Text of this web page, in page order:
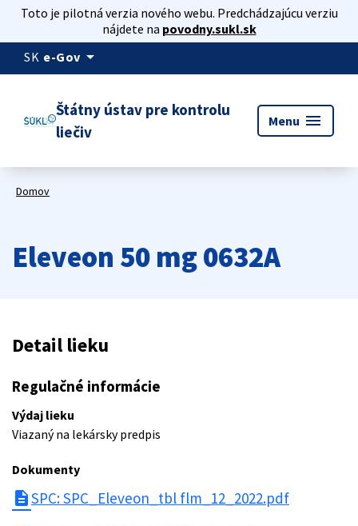
Toto je pilotná verzia nového webu. Predchádzajúcu verziu
nájdete na povodny.sukl.sk
SK e-Gov arrow_drop_down
Štátny ústav pre kontrolu
liečiv
Menu menu
Domov
Eleveon 50 mg 0632A
Detail lieku
Regulačné informácie
Výdaj lieku
Viazaný na lekársky predpis
Dokumenty
descriptionSPC: SPC_Eleveon_tbl flm_12_2022.pdf